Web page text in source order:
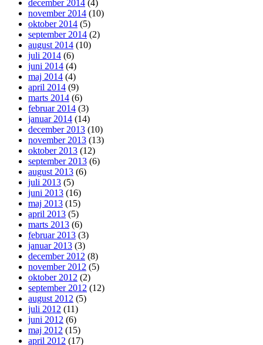
december 2014 (4)
november 2014 (10)
oktober 2014 (5)
september 2014 (2)
august 2014 (10)
juli 2014 (6)
juni 2014 (4)
maj 2014 (4)
april 2014 (9)
marts 2014 (6)
februar 2014 (3)
januar 2014 (14)
december 2013 (10)
november 2013 (13)
oktober 2013 (12)
september 2013 (6)
august 2013 (6)
juli 2013 (5)
juni 2013 (16)
maj 2013 (15)
april 2013 (5)
marts 2013 (6)
februar 2013 (3)
januar 2013 (3)
december 2012 (8)
november 2012 (5)
oktober 2012 (2)
september 2012 (12)
august 2012 (5)
juli 2012 (11)
juni 2012 (6)
maj 2012 (15)
april 2012 (17)